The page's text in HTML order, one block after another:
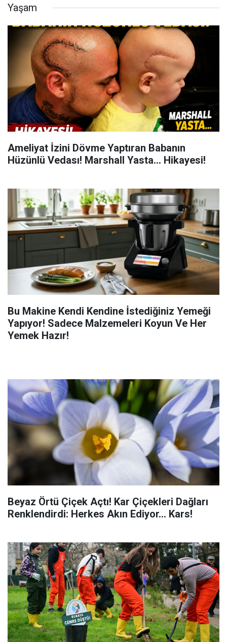
Yaşam
Ameliyat İzini Dövme Yaptıran Babanın
Hüzünlü Vedası! Marshall Yasta... Hikayesi!
Bu Makine Kendi Kendine İstediğiniz Yemeği
Yapıyor! Sadece Malzemeleri Koyun Ve Her
Yemek Hazır!
Beyaz Örtü Çiçek Açtı! Kar Çiçekleri Dağları
Renklendirdi: Herkes Akın Ediyor... Kars!